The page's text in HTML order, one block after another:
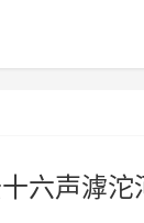
六声滹沱